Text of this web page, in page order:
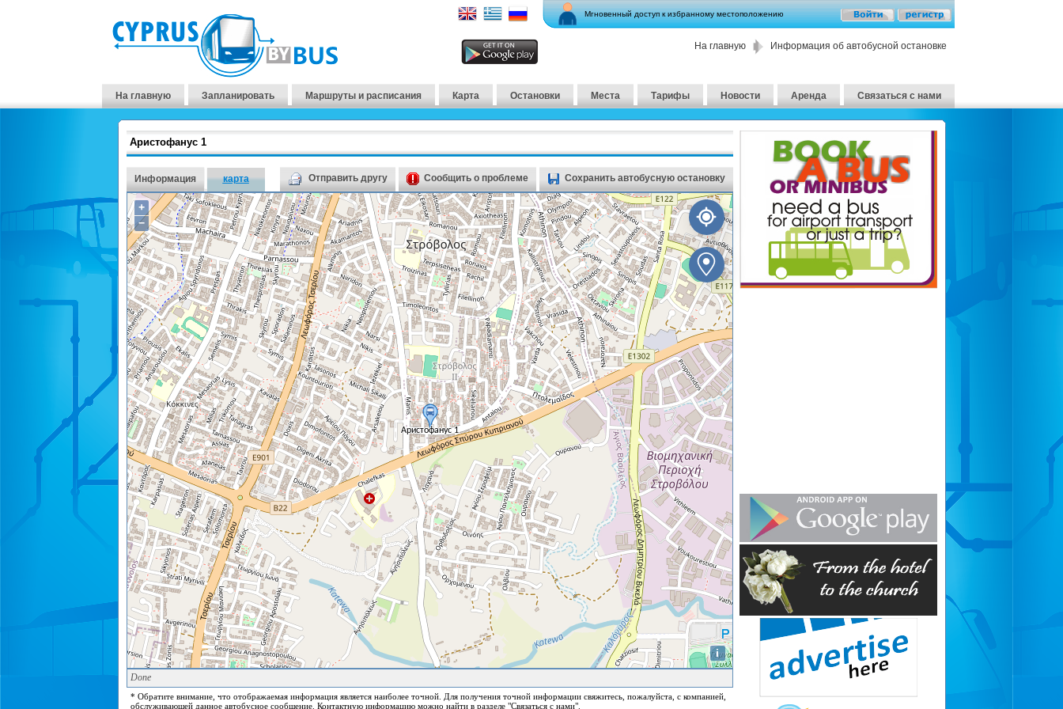
Мгновенный доступ к избранному местоположению
На главную Информация об автобусной остановке
На главную Запланировать Маршруты и расписания Карта Остановки Места Тарифы Новости Аренда Связаться с нами
Аристофанус 1
Информация карта Отправить другу Сообщить о проблеме Сохранить автобусную остановку
+
−
i
Done
* Обратите внимание, что отображаемая информация является наиболее точной. Для получения точной информации свяжитесь, пожалуйста, с компанией,
обслуживающей данное автобусное сообщение. Контактную информацию можно найти в разделе "Связаться с нами".